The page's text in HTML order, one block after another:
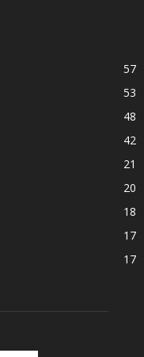
57
53
48
42
21
20
18
17
17